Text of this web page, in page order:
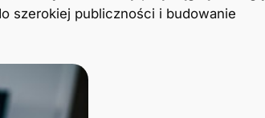
szerokiej publiczności i budowanie